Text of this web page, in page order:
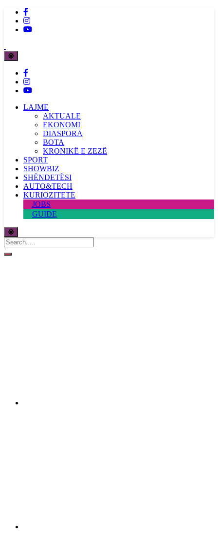
LAJME
AKTUALE
EKONOMI
DIASPORA
BOTA
KRONIKË E ZEZË
SPORT
SHOWBIZ
SHËNDETËSI
AUTO&TECH
KURIOZITETE
JOBS
GUIDE